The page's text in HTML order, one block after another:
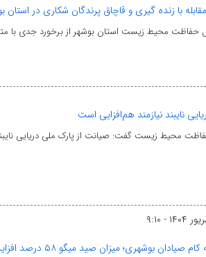
با زنده گیری و قاچاق پرندگان شکاری در استان
حفاظت محیط زیست استان بوشهر از برخورد جدی با
نایبند نیازمند هم‌افزایی است
محیط زیست گفت: صیانت از پارک ملی دریایی
صیادان بوشهری؛ میزان صید میگو ۵۸ درصد افزایش یافت